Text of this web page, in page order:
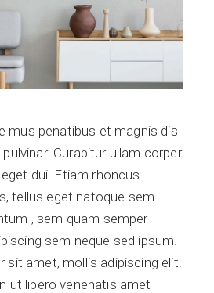
mus penatibus et magnis dis
Curabitur ullam corper
dui. Etiam rhoncus.
tellus eget natoque sem
, sem quam semper
sem neque sed ipsum.
sit amet, mollis adipiscing elit.
ut libero venenatis amet